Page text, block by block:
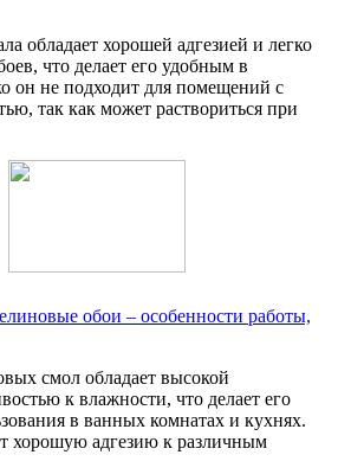
обладает хорошей адгезией и легко
что делает его удобным в
он не подходит для помещений с
так как может раствориться при
обои – особенности работы,
смол обладает высокой
к влажности, что делает его
в ванных комнатах и кухнях.
хорошую адгезию к различным